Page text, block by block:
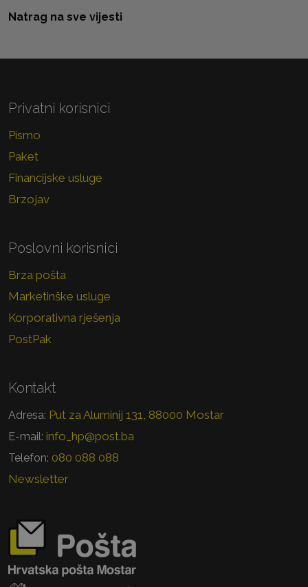
Natrag na sve vijesti
Privatni korisnici
Pismo
Paket
Financijske usluge
Brzojav
Poslovni korisnici
Brza pošta
Marketinške usluge
Korporativna rješenja
PostPak
Kontakt
Adresa: Put za Aluminij 131, 88000 Mostar
E-mail: info_hp@post.ba
Telefon: 080 088 088
Newsletter